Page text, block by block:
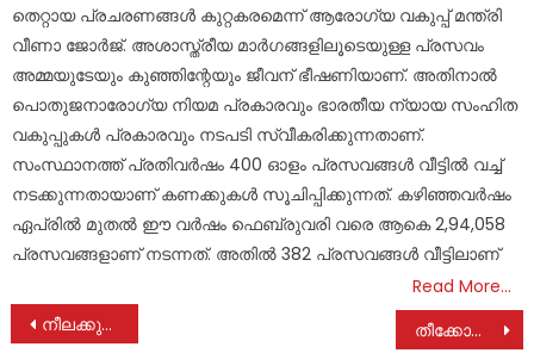
തെറ്റായ പ്രചരണങ്ങള്‍ കുറ്റകരമെന്ന് ആരോഗ്യ വകുപ്പ് മന്ത്രി
വീണാ ജോര്‍ജ്. അശാസ്ത്രീയ മാര്‍ഗങ്ങളിലൂടെയുള്ള പ്രസവം
അമ്മയുടേയും കുഞ്ഞിന്റേയും ജീവന് ഭീഷണിയാണ്. അതിനാല്‍
പൊതുജനാരോഗ്യ നിയമ പ്രകാരവും ഭാരതീയ ന്യായ സംഹിത
വകുപ്പുകള്‍ പ്രകാരവും നടപടി സ്വീകരിക്കുന്നതാണ്.
സംസ്ഥാനത്ത് പ്രതിവര്‍ഷം 400 ഓളം പ്രസവങ്ങള്‍ വീട്ടില്‍ വച്ച്
നടക്കുന്നതായാണ് കണക്കുകള്‍ സൂചിപ്പിക്കുന്നത്. കഴിഞ്ഞവര്‍ഷം
ഏപ്രില്‍ മുതല്‍ ഈ വര്‍ഷം ഫെബ്രുവരി വരെ ആകെ 2,94,058
പ്രസവങ്ങളാണ് നടന്നത്. അതില്‍ 382 പ്രസവങ്ങള്‍ വീട്ടിലാണ്
Read More…
Post
നീലക്കുറിഞ്ഞി ജൈവവൈവിധ്യ പഠനോത്സവം; ബ്ലോക്ക് തല മെഗാ ക്വിസ് മത്സരം തീക്കോയി ഗവൺമെന്റ് ടെക്നിക്കൽ ഹൈസ്കൂൾ നിർമ്മാണ പൂർത്തീകരണത്തിലേക്ക്